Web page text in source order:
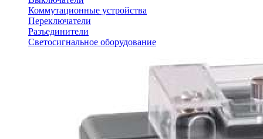
Коммутационные устройства
Переключатели
Разъединители
Светосигнальное оборудование